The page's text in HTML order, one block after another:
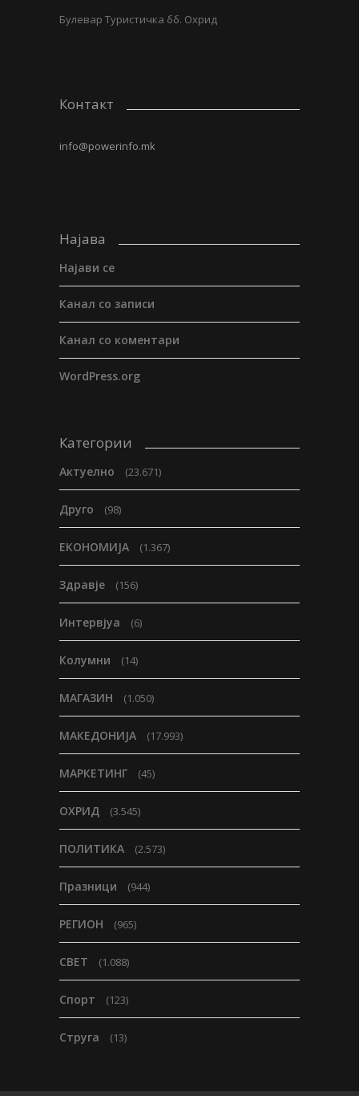
Булевар Туристичка бб. Охрид
Контакт
info@powerinfo.mk
Најава
Најави се
Канал со записи
Канал со коментари
WordPress.org
Категории
Актуелно (23.671)
Друго (98)
ЕКОНОМИЈА (1.367)
Здравје (156)
Интервјуа (6)
Колумни (14)
МАГАЗИН (1.050)
МАКЕДОНИЈА (17.993)
МАРКЕТИНГ (45)
ОХРИД (3.545)
ПОЛИТИКА (2.573)
Празници (944)
РЕГИОН (965)
СВЕТ (1.088)
Спорт (123)
Струга (13)